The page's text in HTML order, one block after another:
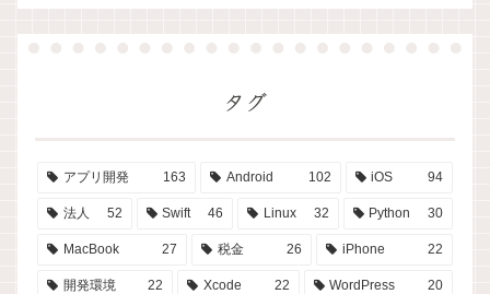
タグ
アプリ開発 163 Android 102 iOS 94
法人 52 Swift 46 Linux 32 Python 30
MacBook 27 税金 26 iPhone 22
開発環境 22 Xcode 22 WordPress 20